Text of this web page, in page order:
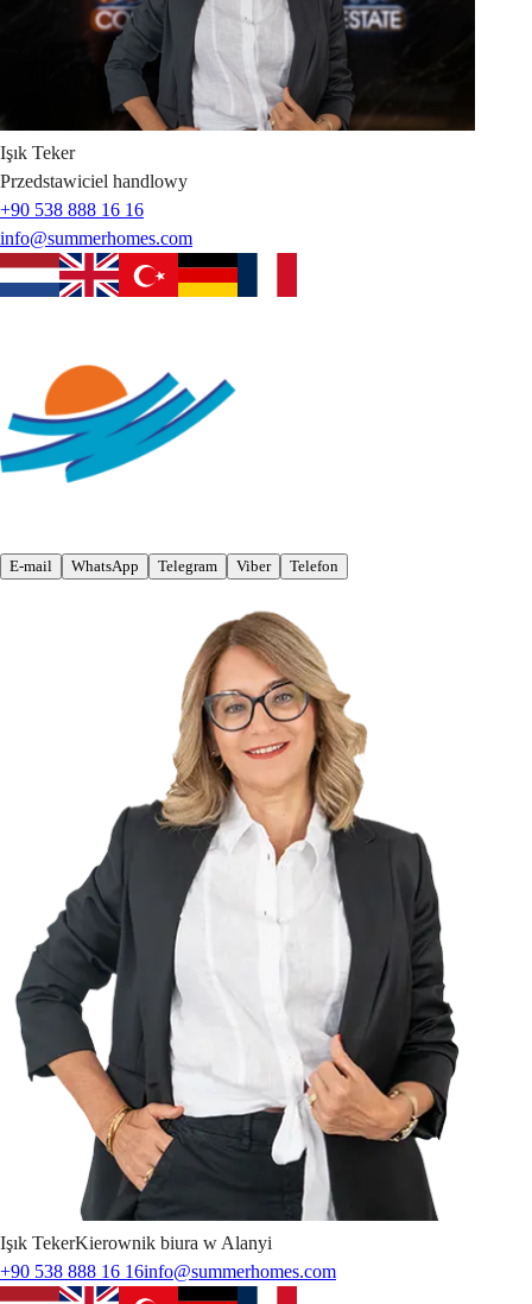
Işık Teker
Przedstawiciel handlowy
+90 538 888 16 16
info@summerhomes.com
E-mail WhatsApp Telegram Viber Telefon
Işık TekerKierownik biura w Alanyi
+90 538 888 16 16info@summerhomes.com